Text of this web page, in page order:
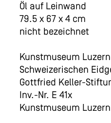
Öl auf Leinwand
79.5 x 67 x 4 cm
nicht bezeichnet
Kunstmuseum
Schweizerischen
Gottfried Keller-
Inv.-Nr. E 41x
Kunstmuseum Luzern